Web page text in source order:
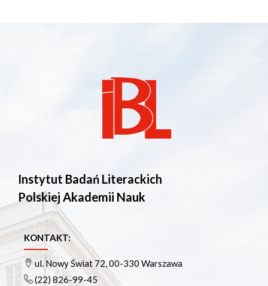
Instytut Badań Literackich
Polskiej Akademii Nauk
KONTAKT:
ul. Nowy Świat 72, 00-330 Warszawa
(22) 826-99-45